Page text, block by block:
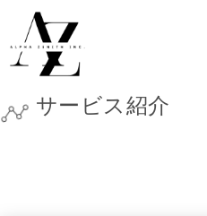
サービス紹介